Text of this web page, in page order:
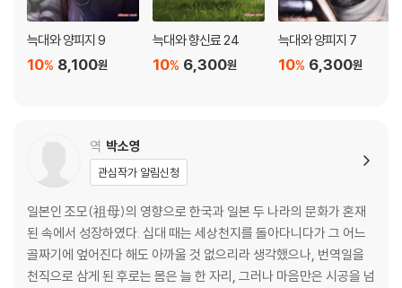
늑대와 양피지 9
8,100원
10%
늑대와 향신료 24
6,300원
10%
늑대와 양피지 7
6,300원
10%
역 박소영
관심작가 알림신청
일본인 조모(祖母)의 영향으로 한국과 일본 두 나라의 문화가 혼재
된 속에서 성장하였다. 십대 때는 세상천지를 돌아다니다가 그 어느
골짜기에 엎어진다 해도 아까울 것 없으리라 생각했으나, 번역일을
천직으로 삼게 된 후로는 몸은 늘 한 자리, 그러나 마음만은 시공을 넘